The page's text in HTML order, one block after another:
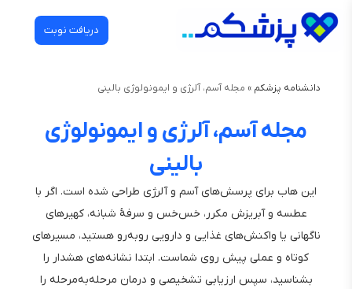
دریافت نوبت
دانشنامه پزشکم » مجله آسم، آلرژی و ایمونولوژی بالینی
مجله آسم، آلرژی و ایمونولوژی
بالینی
این هاب برای پرسش‌های آسم و آلرژی طراحی شده است. اگر با
عطسه و آبریزش مکرر، خس‌خس و سرفهٔ شبانه، کهیرهای
ناگهانی یا واکنش‌های غذایی و دارویی روبه‌رو هستید، مسیرهای
کوتاه و عملی پیش روی شماست. ابتدا نشانه‌های هشدار را
بشناسید، سپس ارزیابی تشخیصی و درمان مرحله‌به‌مرحله را